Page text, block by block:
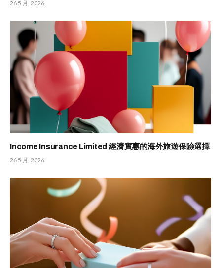
26 5 月, 2026
Income Insurance Limited 經濟實惠的海外旅遊保險選擇
26 5 月, 2026